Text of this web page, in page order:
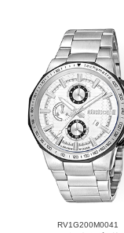
RV1G200M0041